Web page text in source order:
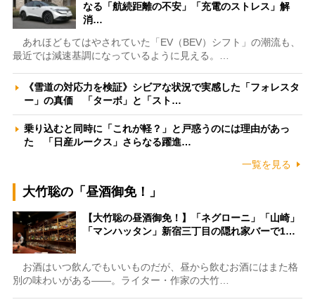
なる「航続距離の不安」「充電のストレス」解
消…
あれほどもてはやされていた「EV（BEV）シフト」の潮流も、
最近では減速基調になっているように見える。…
《雪道の対応力を検証》シビアな状況で実感した「フォレスタ
ー」の真価 「ターボ」と「スト…
乗り込むと同時に「これが軽？」と戸惑うのには理由があっ
た 「日産ルークス」さらなる躍進…
一覧を見る
大竹聡の「昼酒御免！」
【大竹聡の昼酒御免！】「ネグローニ」「山崎」
「マンハッタン」新宿三丁目の隠れ家バーで1…
お酒はいつ飲んでもいいものだが、昼から飲むお酒にはまた格
別の味わいがある――。ライター・作家の大竹…